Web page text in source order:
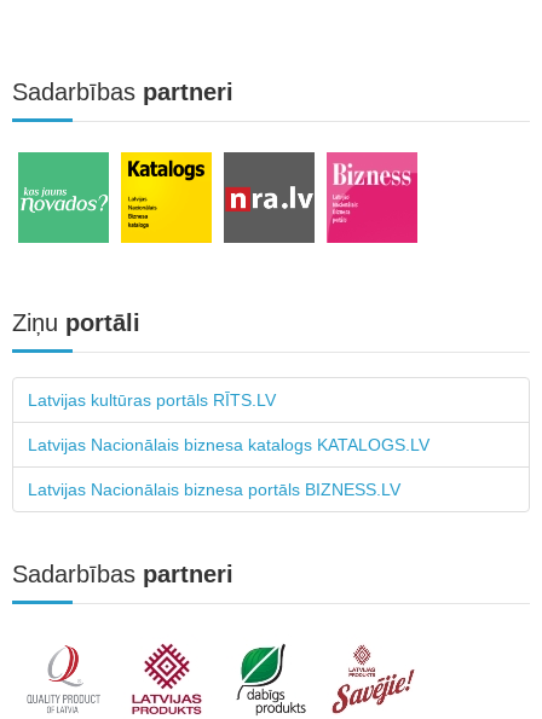
Sadarbības partneri
Ziņu portāli
Latvijas kultūras portāls RĪTS.LV
Latvijas Nacionālais biznesa katalogs KATALOGS.LV
Latvijas Nacionālais biznesa portāls BIZNESS.LV
Sadarbības partneri